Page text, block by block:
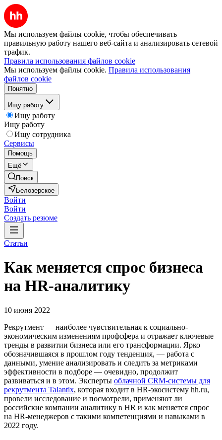
Мы используем файлы cookie, чтобы обеспечивать
правильную работу нашего веб-сайта и анализировать сетевой
трафик.
Правила использования файлов cookie
Мы используем файлы cookie. Правила использования
файлов cookie
Понятно
Ищу работу
Ищу работу
Ищу работу
Ищу сотрудника
Сервисы
Помощь
Ещё
Поиск
Белозерское
Войти
Войти
Создать резюме
Статьи
Как меняется спрос бизнеса
на HR-аналитику
10 июня 2022
Рекрутмент — наиболее чувствительная к социально-
экономическим изменениям профсфера и отражает ключевые
тренды в развитии бизнеса или его трансформации. Ярко
обозначившаяся в прошлом году тенденция, — работа c
данными, умение анализировать и следить за метриками
эффективности в подборе — очевидно, продолжит
развиваться и в этом. Эксперты облачной CRM-системы для
рекрутмента Talantix, которая входит в HR-экосистему hh.ru,
провели исследование и посмотрели, применяют ли
российские компании аналитику в HR и как меняется спрос
на HR-менеджеров с такими компетенциями и навыками в
2022 году.